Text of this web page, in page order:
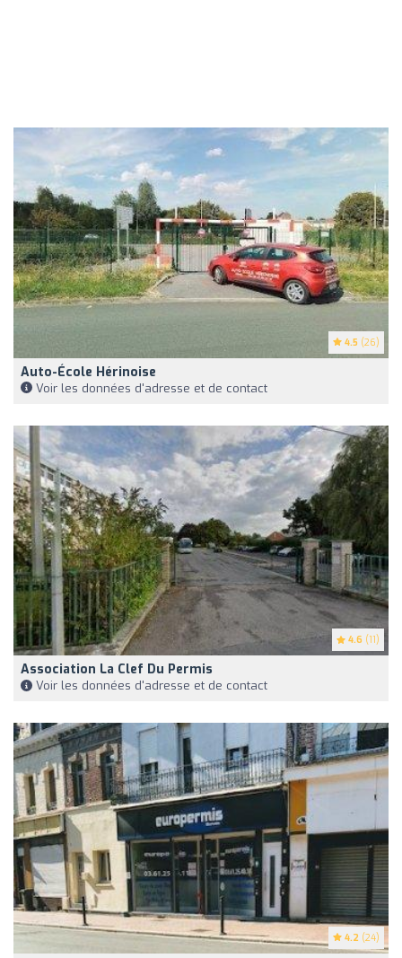
4.5 (26)
Auto-École Hérinoise
Voir les données d'adresse et de contact
4.6 (11)
Association La Clef Du Permis
Voir les données d'adresse et de contact
4.2 (24)